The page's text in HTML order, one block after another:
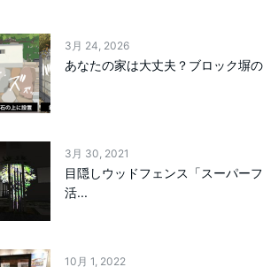
3月 24, 2026
あなたの家は大丈夫？ブロック塀
3月 30, 2021
目隠しウッドフェンス「スーパー
活...
10月 1, 2022